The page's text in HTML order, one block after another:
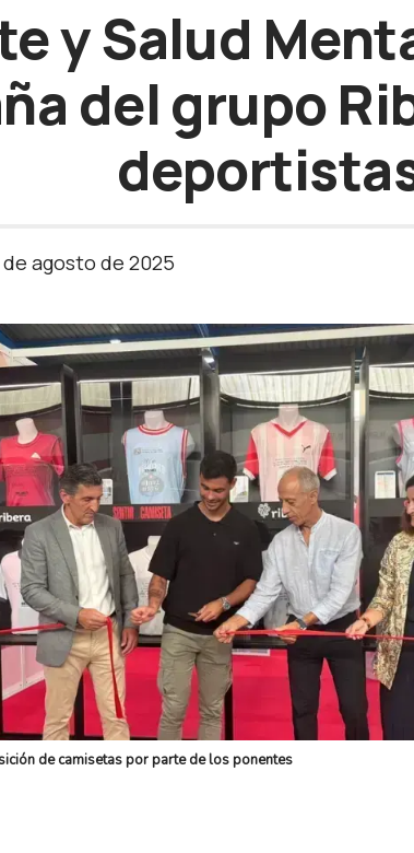
y Salud
del grupo
agosto de 2025
de camisetas por parte de los ponentes